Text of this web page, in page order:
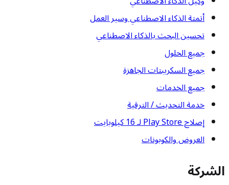
أتمتة الذكاء الاصطناعي وسير العمل
تحسين البحث بالذكاء الاصطناعي
جميع الحلول
جميع السكريبتات الجاهزة
جميع الخدمات
خدمة التحديث / الترقية
إصلاح Play Store لـ 16 كيلوبايت
العروض والكوبونات
الشركة